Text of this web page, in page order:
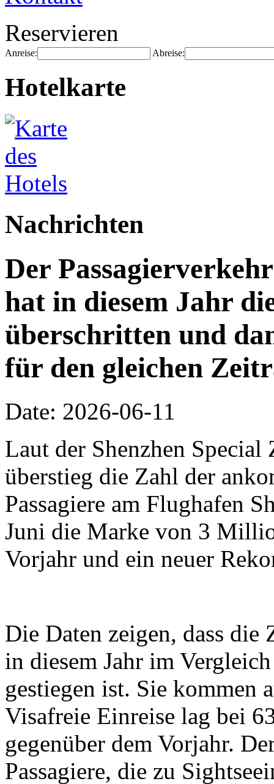
Reservieren
Anreise: Abreise:
Hotelkarte
Nachrichten
Der
hat in diesem Jahr
überschritten und
für den gleichen
Date: 2026-06-11
Laut der Shenzhen
überstieg die Zahl der
Passagiere am Flughafen
Juni die Marke von 3
Vorjahr und ein neuer
Die Daten zeigen, dass die
in diesem Jahr im
gestiegen ist. Sie kommen
Visafreie Einreise lag bei
gegenüber dem Vorjahr.
Passagiere, die zu